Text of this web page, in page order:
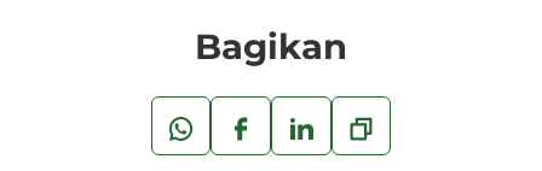
Bagikan